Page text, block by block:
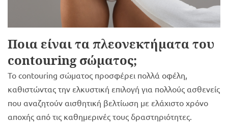
Ποια είναι τα πλεονεκτήματα του
contouring σώματος;
Το contouring σώματος προσφέρει πολλά οφέλη,
καθιστώντας την ελκυστική επιλογή για πολλούς ασθενείς
που αναζητούν αισθητική βελτίωση με ελάχιστο χρόνο
αποχής από τις καθημερινές τους δραστηριότητες.